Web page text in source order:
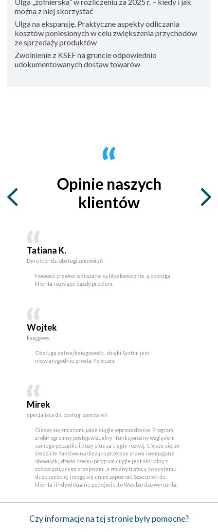
można z niej skorzystać
Ulga na ekspansję. Praktyczne aspekty odliczania
kosztów poniesionych w celu zwiększenia przychodów
ze sprzedaży produktów
Zwolnienie z KSEF na gruncie odpowiednio
udokumentowanych dostaw towarów
Opinie naszych
klientów
Tatiana K.
Dyrektor ds. obsługi zamówień
Nowości prawne wdrażane są błyskawicznie, a obsługa
klienta rozwiąże każdy problem.
Wojtek
księgowy
Obsługa pełnej księgowości, dzięki Systim jest
niewiarygodnie prosta. Polecam.
Mirek
specjalista ds. obsługi zamówień
Cieszę się zmianami jakie ciągle wprowadzacie. Program
zrobił ogromny postęp wizualny i funkcjonalny względem
samego początku i duży plus za ciągły rozwój. Ciesze się, że
śledzicie Państwo na bieżąco przepisy prawa i wymagane
obowiązki, dzięki czemu program ciągle jest aktualny z
zobowiązującymi przepisami, a zmiany trafiają do systemu
dużo szybciej i mogę się z nimi zapoznać. Szacunek do
klienta i indywidualne podejście, to Was bardzo wyróżnia.
Czy informacje na tej stronie były pomocne?